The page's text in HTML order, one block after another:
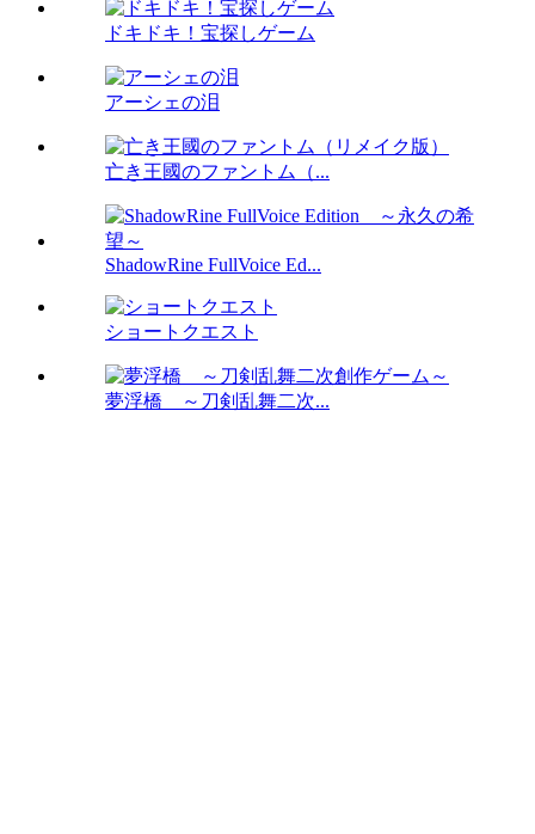
ドキドキ！宝探しゲーム
アーシェの泪
亡き王國のファントム（...
ShadowRine FullVoice Ed...
ショートクエスト
夢浮橋 ～刀剣乱舞二次...